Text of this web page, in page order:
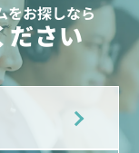
をお探しなら
ださい